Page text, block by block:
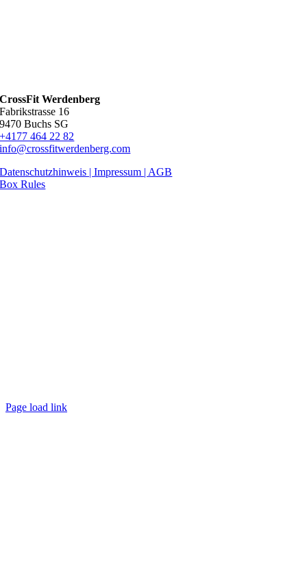
CrossFit Werdenberg
Fabrikstrasse 16
9470 Buchs SG
+4177 464 22 82
info@crossfitwerdenberg.com
Datenschutzhinweis | Impressum | AGB
Box Rules
Page load link